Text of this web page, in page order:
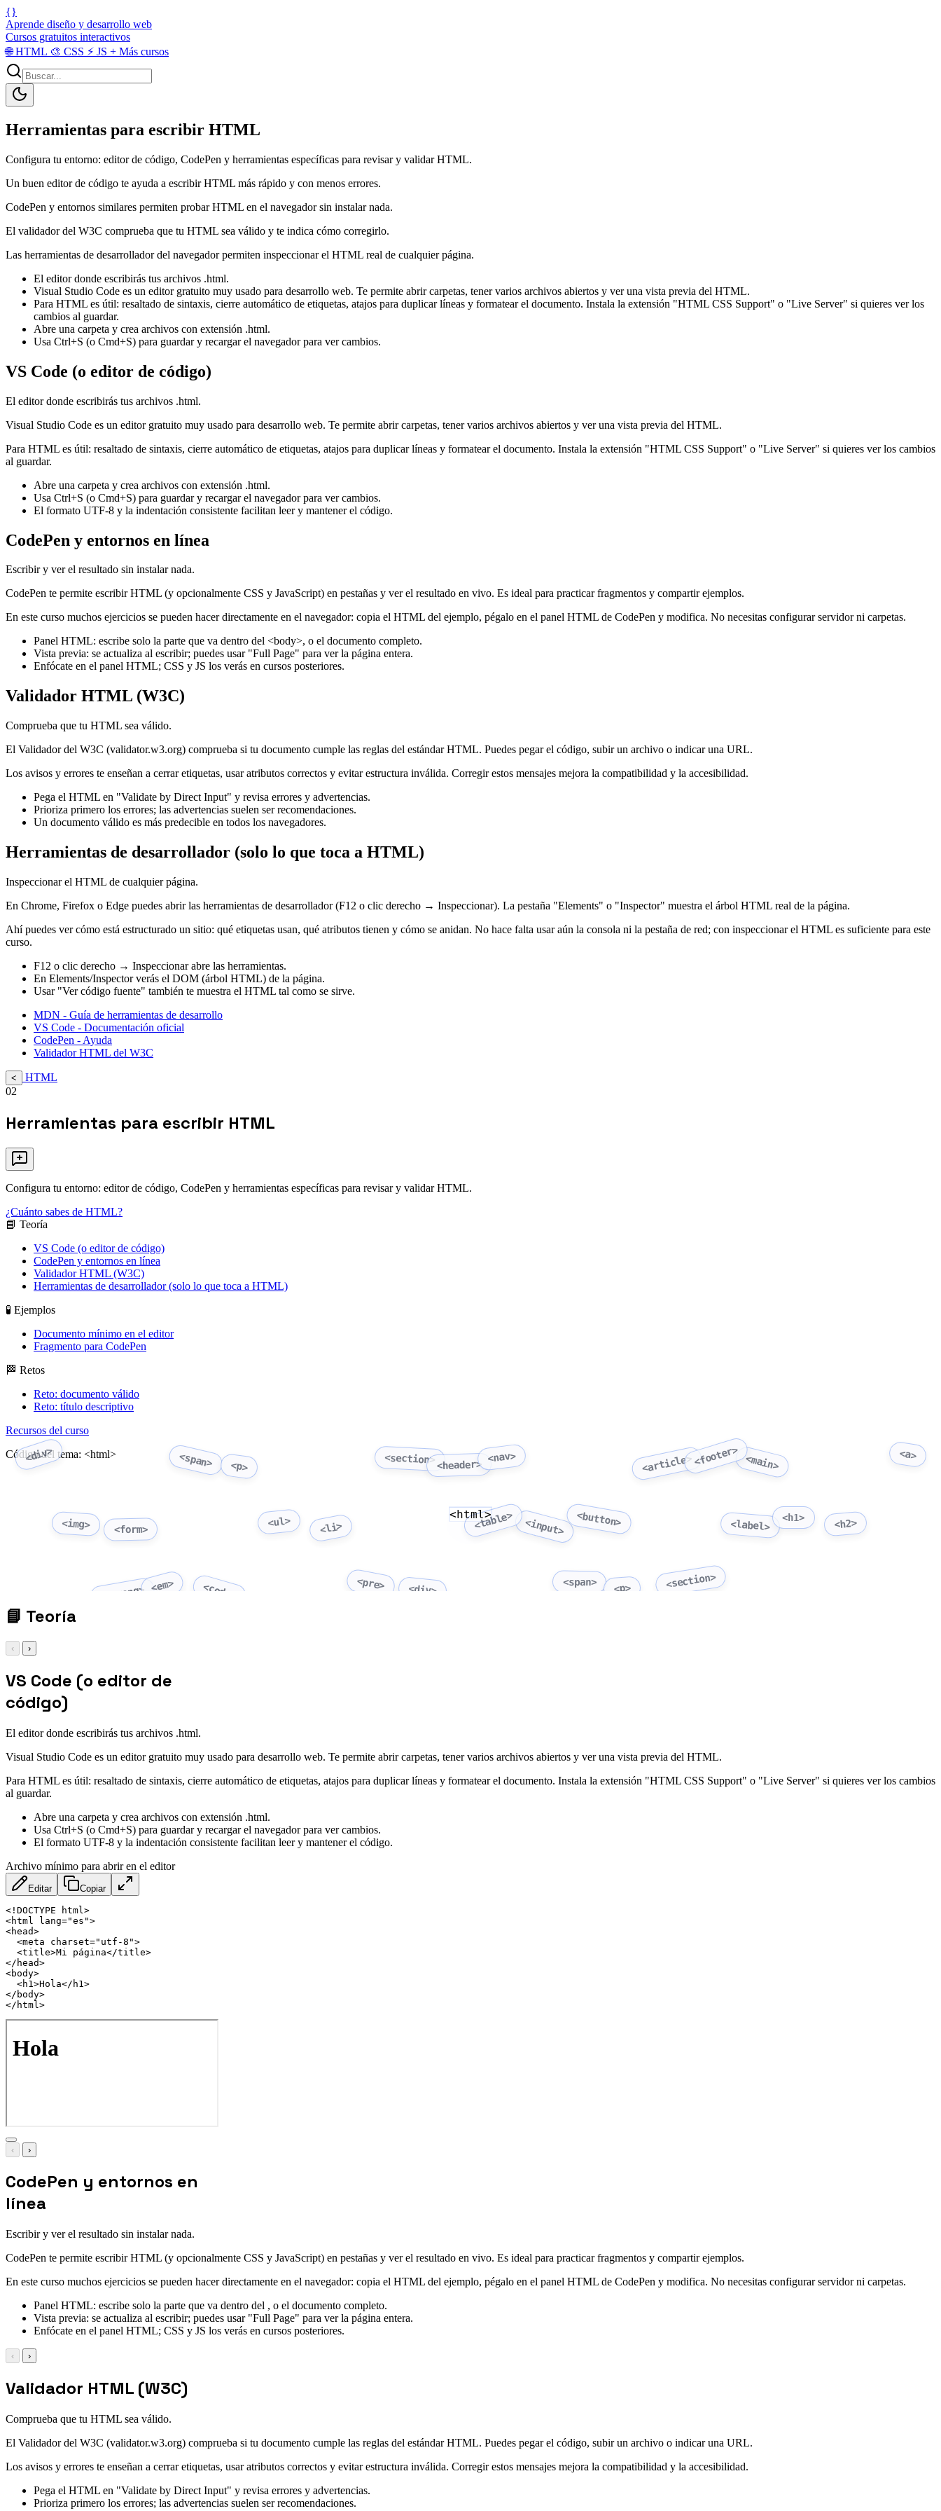
{}
Aprende diseño y desarrollo web
Cursos gratuitos interactivos
🌐HTML 🎨 CSS ⚡ JS + Más cursos
Herramientas para escribir HTML
Configura tu entorno: editor de código, CodePen y herramientas específicas para revisar y validar HTML.
Un buen editor de código te ayuda a escribir HTML más rápido y con menos errores.
CodePen y entornos similares permiten probar HTML en el navegador sin instalar nada.
El validador del W3C comprueba que tu HTML sea válido y te indica cómo corregirlo.
Las herramientas de desarrollador del navegador permiten inspeccionar el HTML real de cualquier página.
El editor donde escribirás tus archivos .html.
Visual Studio Code es un editor gratuito muy usado para desarrollo web. Te permite abrir carpetas, tener varios archivos abiertos y ver una vista previa del HTML.
Para HTML es útil: resaltado de sintaxis, cierre automático de etiquetas, atajos para duplicar líneas y formatear el documento. Instala la extensión "HTML CSS Support" o "Live Server" si quieres ver los
cambios al guardar.
Abre una carpeta y crea archivos con extensión .html.
Usa Ctrl+S (o Cmd+S) para guardar y recargar el navegador para ver cambios.
VS Code (o editor de código)
El editor donde escribirás tus archivos .html.
Visual Studio Code es un editor gratuito muy usado para desarrollo web. Te permite abrir carpetas, tener varios archivos abiertos y ver una vista previa del HTML.
Para HTML es útil: resaltado de sintaxis, cierre automático de etiquetas, atajos para duplicar líneas y formatear el documento. Instala la extensión "HTML CSS Support" o "Live Server" si quieres ver los cambios
al guardar.
Abre una carpeta y crea archivos con extensión .html.
Usa Ctrl+S (o Cmd+S) para guardar y recargar el navegador para ver cambios.
El formato UTF-8 y la indentación consistente facilitan leer y mantener el código.
CodePen y entornos en línea
Escribir y ver el resultado sin instalar nada.
CodePen te permite escribir HTML (y opcionalmente CSS y JavaScript) en pestañas y ver el resultado en vivo. Es ideal para practicar fragmentos y compartir ejemplos.
En este curso muchos ejercicios se pueden hacer directamente en el navegador: copia el HTML del ejemplo, pégalo en el panel HTML de CodePen y modifica. No necesitas configurar servidor ni carpetas.
Panel HTML: escribe solo la parte que va dentro del <body>, o el documento completo.
Vista previa: se actualiza al escribir; puedes usar "Full Page" para ver la página entera.
Enfócate en el panel HTML; CSS y JS los verás en cursos posteriores.
Validador HTML (W3C)
Comprueba que tu HTML sea válido.
El Validador del W3C (validator.w3.org) comprueba si tu documento cumple las reglas del estándar HTML. Puedes pegar el código, subir un archivo o indicar una URL.
Los avisos y errores te enseñan a cerrar etiquetas, usar atributos correctos y evitar estructura inválida. Corregir estos mensajes mejora la compatibilidad y la accesibilidad.
Pega el HTML en "Validate by Direct Input" y revisa errores y advertencias.
Prioriza primero los errores; las advertencias suelen ser recomendaciones.
Un documento válido es más predecible en todos los navegadores.
Herramientas de desarrollador (solo lo que toca a HTML)
Inspeccionar el HTML de cualquier página.
En Chrome, Firefox o Edge puedes abrir las herramientas de desarrollador (F12 o clic derecho → Inspeccionar). La pestaña "Elements" o "Inspector" muestra el árbol HTML real de la página.
Ahí puedes ver cómo está estructurado un sitio: qué etiquetas usan, qué atributos tienen y cómo se anidan. No hace falta usar aún la consola ni la pestaña de red; con inspeccionar el HTML es suficiente para este
curso.
F12 o clic derecho → Inspeccionar abre las herramientas.
En Elements/Inspector verás el DOM (árbol HTML) de la página.
Usar "Ver código fuente" también te muestra el HTML tal como se sirve.
MDN - Guía de herramientas de desarrollo
VS Code - Documentación oficial
CodePen - Ayuda
Validador HTML del W3C
<
HTML
02
Herramientas para escribir HTML
Configura tu entorno: editor de código, CodePen y herramientas específicas para revisar y validar HTML.
¿Cuánto sabes de HTML?
📘 Teoría
VS Code (o editor de código)
CodePen y entornos en línea
Validador HTML (W3C)
Herramientas de desarrollador (solo lo que toca a HTML)
🧪 Ejemplos
Documento mínimo en el editor
Fragmento para CodePen
🏁 Retos
Reto: documento válido
Reto: título descriptivo
Recursos del curso
Código del tema: <html>
<div> <span> <p>
<section><header>
<nav> <article><footer> <main> <a>
<img> <form>
<ul> <li> <table> <input> <button> <label>
<h1> <h2>
<strong> <em> <code> <pre> <div>
<span> <p> <section>
<html>
📘 Teoría
‹ ›
VS Code (o editor de
código)
El editor donde escribirás tus archivos .html.
Visual Studio Code es un editor gratuito muy usado para desarrollo web. Te permite abrir carpetas, tener varios archivos abiertos y ver una vista previa del HTML.
Para HTML es útil: resaltado de sintaxis, cierre automático de etiquetas, atajos para duplicar líneas y formatear el documento. Instala la extensión "HTML CSS Support" o "Live Server" si quieres ver los cambios
al guardar.
Abre una carpeta y crea archivos con extensión .html.
Usa Ctrl+S (o Cmd+S) para guardar y recargar el navegador para ver cambios.
El formato UTF-8 y la indentación consistente facilitan leer y mantener el código.
Archivo mínimo para abrir en el editor
Editar Copiar
<! DOCTYPE html >
<html lang="es ">
<head>
<meta charset=" utf-8 ">
<title>Mi página</title>
</ head>
<body>
<h1 >Hola</ h1 >
</ body>
</ html >
‹ ›
CodePen y entornos en
línea
Escribir y ver el resultado sin instalar nada.
CodePen te permite escribir HTML (y opcionalmente CSS y JavaScript) en pestañas y ver el resultado en vivo. Es ideal para practicar fragmentos y compartir ejemplos.
En este curso muchos ejercicios se pueden hacer directamente en el navegador: copia el HTML del ejemplo, pégalo en el panel HTML de CodePen y modifica. No necesitas configurar servidor ni carpetas.
Panel HTML: escribe solo la parte que va dentro del , o el documento completo.
Vista previa: se actualiza al escribir; puedes usar "Full Page" para ver la página entera.
Enfócate en el panel HTML; CSS y JS los verás en cursos posteriores.
‹ ›
Validador HTML (W3C)
Comprueba que tu HTML sea válido.
El Validador del W3C (validator.w3.org) comprueba si tu documento cumple las reglas del estándar HTML. Puedes pegar el código, subir un archivo o indicar una URL.
Los avisos y errores te enseñan a cerrar etiquetas, usar atributos correctos y evitar estructura inválida. Corregir estos mensajes mejora la compatibilidad y la accesibilidad.
Pega el HTML en "Validate by Direct Input" y revisa errores y advertencias.
Prioriza primero los errores; las advertencias suelen ser recomendaciones.